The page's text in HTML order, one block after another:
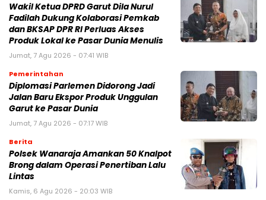
Wakil Ketua DPRD Garut Dila Nurul
Fadilah Dukung Kolaborasi Pemkab
dan BKSAP DPR RI Perluas Akses
Produk Lokal ke Pasar Dunia Menulis
Jumat, 7 Agu 2026 - 07:41 WIB
Pemerintahan
Diplomasi Parlemen Didorong Jadi
Jalan Baru Ekspor Produk Unggulan
Garut ke Pasar Dunia
Jumat, 7 Agu 2026 - 07:17 WIB
Berita
Polsek Wanaraja Amankan 50 Knalpot
Brong dalam Operasi Penertiban Lalu
Lintas
Kamis, 6 Agu 2026 - 20:03 WIB